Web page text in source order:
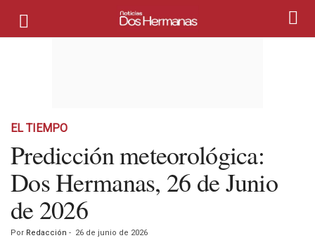
EL TIEMPO
Predicción meteorológica:
Dos Hermanas, 26 de Junio
de 2026
Por Redacción - 26 de junio de 2026